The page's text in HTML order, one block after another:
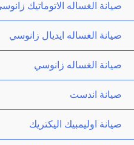
صيانة الغساله الاتوماتيك زانوسي
صيانة الغساله ايديال زانوسي
صيانة الغساله زانوسي
صيانة اندست
صيانة اوليمبيك اليكتريك